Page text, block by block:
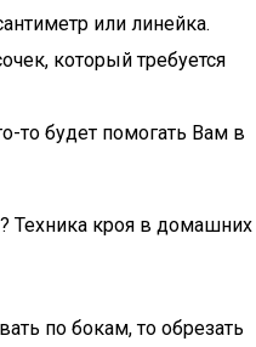
или линейка.
который требуется
то будет помогать Вам в
Техника кроя в домашних
по бокам, то обрезать